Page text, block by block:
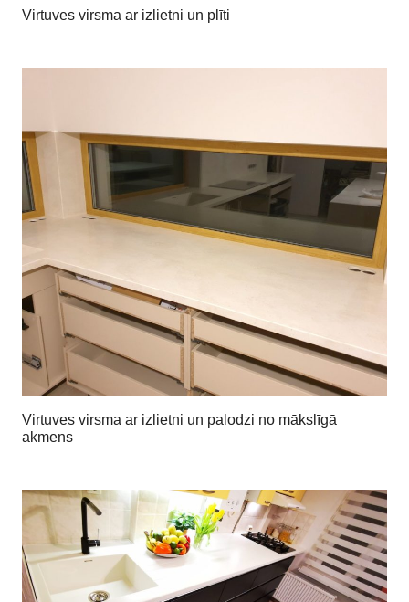
Virtuves virsma ar izlietni un plīti
Virtuves virsma ar izlietni un palodzi no mākslīgā
akmens